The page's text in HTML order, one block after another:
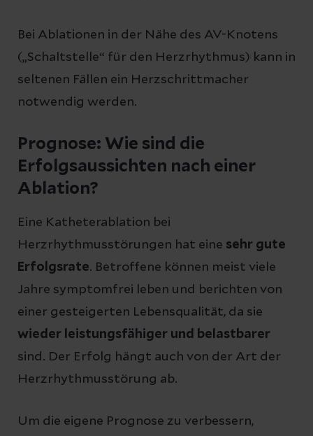
Bei Ablationen in der Nähe des AV-Knotens
(„Schaltstelle“ für den Herzrhythmus) kann in
seltenen Fällen ein Herzschrittmacher
notwendig werden.
Prognose: Wie sind die
Erfolgsaussichten nach einer
Ablation?
Eine Katheterablation bei
Herzrhythmusstörungen hat eine sehr gute
Erfolgsrate. Betroffene können meist viele
Jahre symptomfrei leben und berichten von
einer gesteigerten Lebensqualität, da sie
wieder leistungsfähiger und belastbarer
sind. Der Erfolg hängt auch von der Art der
Herzrhythmusstörung ab.
Um die eigene Prognose zu verbessern,